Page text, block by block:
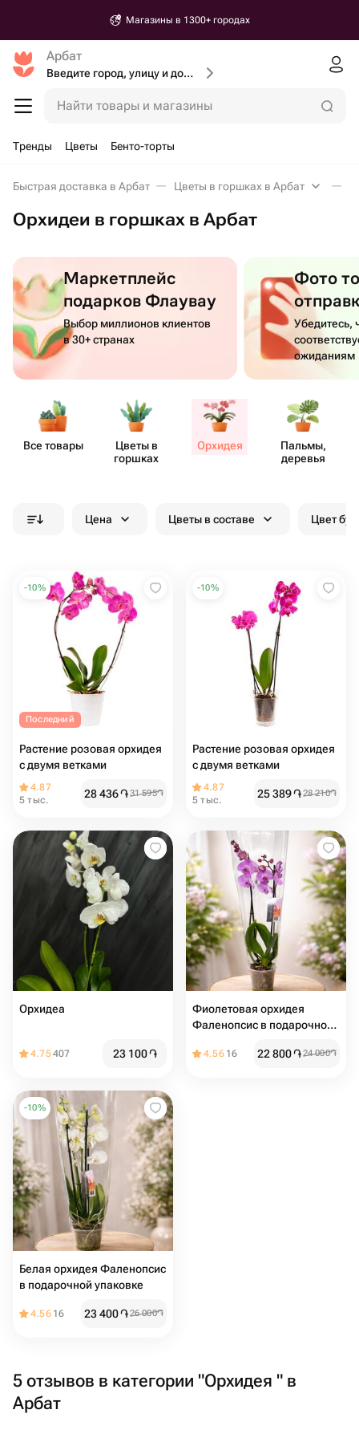
Магазины в 1300+ городах
Арбат
Введите город, улицу и дом доставки
Найти товары и магазины
Тренды Цветы Бенто-торты
Быстрая доставка в Арбат Цветы в горшках в Арбат
Орхидеи в горшках в Арбат
Маркетплейс
подарков Флаувау
Выбор миллионов клиентов
в 30+ странах
Фото
Убедитесь,
ожиданиям
Все товары
Цветы в
горшках
Орхидея
Пальмы,
деревья
Цена Цветы в составе Цвет
-10%
Последний
Растение розовая орхидея
с двумя ветками
4.87
5 тыс.
28 436֏31 595֏
-10%
Растение розовая орхидея
с двумя ветками
4.87
5 тыс.
25 389֏28 210֏
Орхидеа
4.75407 23 100֏
Фиолетовая орхидея
Фаленопсис в подарочной
4.56 16 22 800֏24 000֏
-10%
Белая орхидея Фаленопсис
в подарочной упаковке
4.56 16 23 400֏26 000֏
5 отзывов в категории "Орхидея " в
Арбат